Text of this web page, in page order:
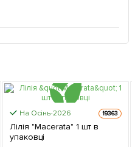
На Осінь-2026 19363
Лілія "Macerata" 1 шт в
упаковці